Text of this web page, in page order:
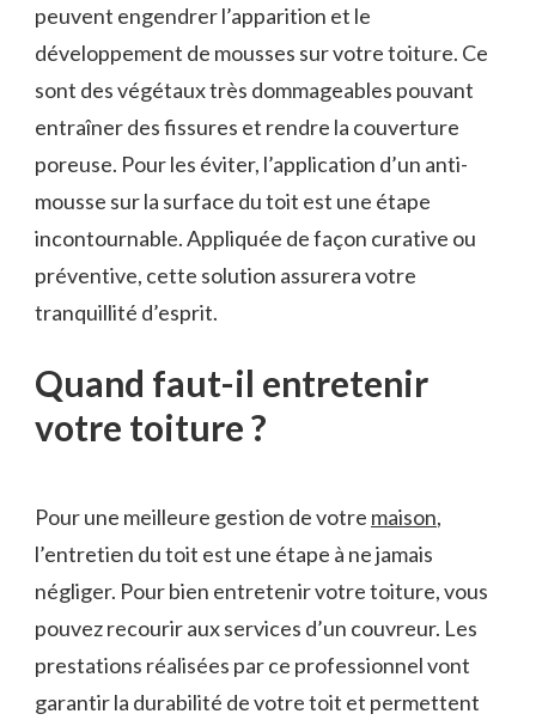
peuvent engendrer l’apparition et le
développement de mousses sur votre toiture. Ce
sont des végétaux très dommageables pouvant
entraîner des fissures et rendre la couverture
poreuse. Pour les éviter, l’application d’un anti-
mousse sur la surface du toit est une étape
incontournable. Appliquée de façon curative ou
préventive, cette solution assurera votre
tranquillité d’esprit.
Quand faut-il entretenir
votre toiture ?
Pour une meilleure gestion de votre maison,
l’entretien du toit est une étape à ne jamais
négliger. Pour bien entretenir votre toiture, vous
pouvez recourir aux services d’un couvreur. Les
prestations réalisées par ce professionnel vont
garantir la durabilité de votre toit et permettent